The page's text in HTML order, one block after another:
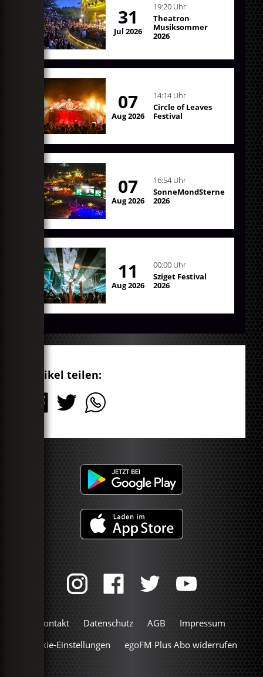
31
Jul 2026
19:20 Uhr
Theatron
Musiksommer
2026
07
Aug 2026
14:14 Uhr
Circle of Leaves
Festival
07
Aug 2026
16:54 Uhr
SonneMondSterne
2026
11
Aug 2026
00:00 Uhr
Sziget Festival
2026
Artikel teilen:
Kontakt Datenschutz AGB
Impressum
Cookie-Einstellungen
egoFM Plus Abo widerrufen